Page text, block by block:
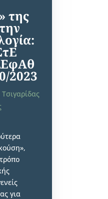
της
2023
για